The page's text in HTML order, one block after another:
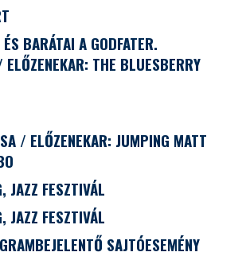
BARÁTAI A GODFATER.
THE BLUESBERRY
/ ELŐZENEKAR: JUMPING MATT
JAZZ FESZTIVÁL
JAZZ FESZTIVÁL
SAJTÓESEMÉNY